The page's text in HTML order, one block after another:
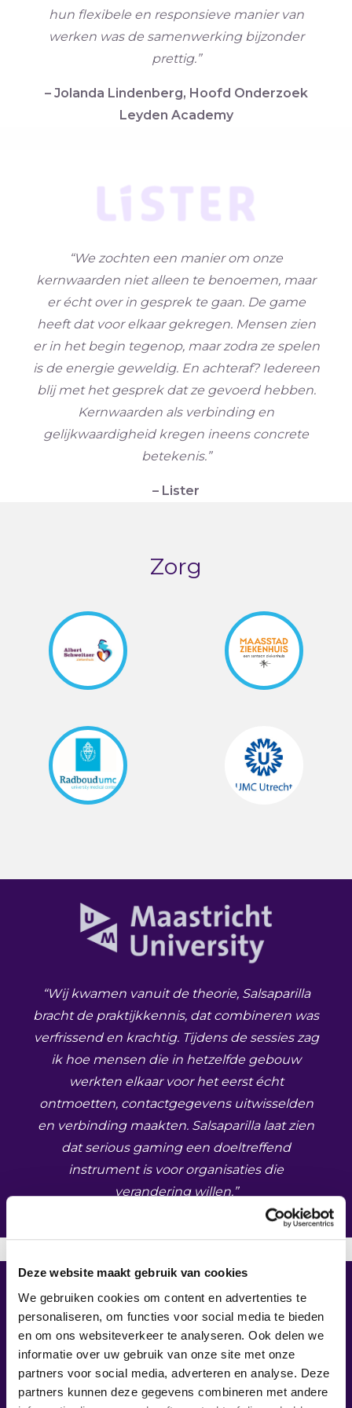
Deze website maakt gebruik van cookies
We gebruiken cookies om content en advertenties te
personaliseren, om functies voor social media te bieden
en om ons websiteverkeer te analyseren. Ook delen we
informatie over uw gebruik van onze site met onze
partners voor social media, adverteren en analyse. Deze
partners kunnen deze gegevens combineren met andere
hun flexibele en responsieve manier van
werken was de samenwerking bijzonder
prettig.”
– Jolanda Lindenberg, Hoofd Onderzoek
Leyden Academy
“We zochten een manier om onze
kernwaarden niet alleen te benoemen, maar
er écht over in gesprek te gaan. De game
heeft dat voor elkaar gekregen. Mensen zien
er in het begin tegenop, maar zodra ze spelen
is de energie geweldig. En achteraf? Iedereen
blij met het gesprek dat ze gevoerd hebben.
Kernwaarden als verbinding en
gelijkwaardigheid kregen ineens concrete
betekenis.”
– Lister
Zorg
“Wij kwamen vanuit de theorie, Salsaparilla
bracht de praktijkkennis, dat combineren was
verfrissend en krachtig. Tijdens de sessies zag
ik hoe mensen die in hetzelfde gebouw
werkten elkaar voor het eerst écht
ontmoetten, contactgegevens uitwisselden
en verbinding maakten. Salsaparilla laat zien
dat serious gaming een doeltreffend
instrument is voor organisaties die
verandering willen.”
– Nils Keesmekers, Maastricht University
“Wij hebben het spel zorgschakel op